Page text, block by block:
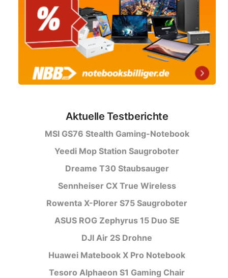
Aktuelle Testberichte
MSI GS76 Stealth Gaming-Notebook
Yeedi Mop Station Saugroboter
Dreame T30 Staubsauger
Sennheiser CX True Wireless
Rowenta X-Plorer S75 Saugroboter
ASUS ROG Zephyrus 15 Duo SE
DJI Air 2S Drohne
Huawei Matebook X Pro Notebook
Tesoro Alphaeon S1 Gaming Chair